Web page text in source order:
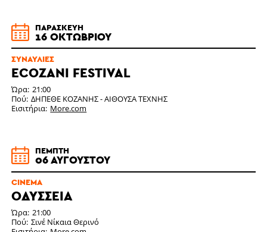
ΠΑΡΑΣΚΕΥΉ
16 ΟΚΤΩΒΡΊΟΥ
ΣΥΝΑΥΛΊΕΣ
ECOZANI FESTIVAL
Ώρα 21:00
Πού ΔΗΠΕΘΕ ΚΟΖΑΝΗΣ - ΑΙΘΟΥΣΑ ΤΕΧΝΗΣ
Εισιτήρια More.com
ΠΈΜΠΤΗ
06 ΑΥΓΟΎΣΤΟΥ
CINEMA
ΟΔΎΣΣΕΙΑ
Ώρα 21:00
Πού Σινέ Νίκαια Θερινό